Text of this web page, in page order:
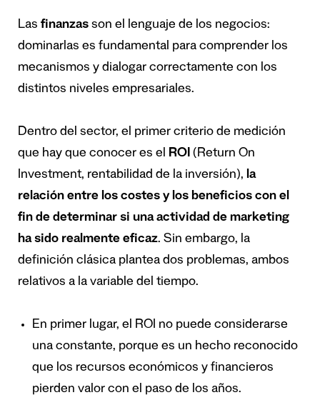
Las finanzas son el lenguaje de los negocios:
dominarlas es fundamental para comprender los
mecanismos y dialogar correctamente con los
distintos niveles empresariales.
Dentro del sector, el primer criterio de medición
que hay que conocer es el ROI (Return On
Investment, rentabilidad de la inversión), la
relación entre los costes y los beneficios con el
fin de determinar si una actividad de marketing
ha sido realmente eficaz. Sin embargo, la
definición clásica plantea dos problemas, ambos
relativos a la variable del tiempo.
En primer lugar, el ROI no puede considerarse
una constante, porque es un hecho reconocido
que los recursos económicos y financieros
pierden valor con el paso de los años.